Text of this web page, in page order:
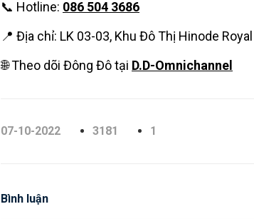
📞 Hotline: 086 504 3686
📍 Địa chỉ: LK 03-03, Khu Đô Thị Hinode
🌐 Theo dõi Đông Đô tại D.D-Omnichannel
07-10-2022 3181 1
Bình luận